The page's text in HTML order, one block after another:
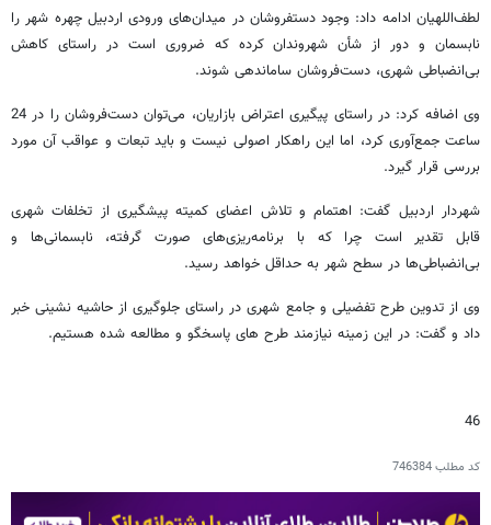
لطف‌اللهیان ادامه داد: وجود دستفروشان در میدان‌های ورودی اردبیل چهره شهر را
نابسمان و دور از شأن شهروندان کرده که ضروری است در راستای کاهش
بی‌انضباطی شهری، دست‌فروشان ساماندهی شوند.
وی اضافه کرد: در راستای پیگیری اعتراض بازاریان، می‌توان دست‌فروشان را در 24
ساعت جمع‌آوری کرد، اما این راهکار اصولی نیست و باید تبعات و عواقب آن مورد
بررسی قرار گیرد.
شهردار اردبیل گفت: اهتمام و تلاش اعضای کمیته پیشگیری از تخلفات شهری
قابل تقدیر است چرا که با برنامه‌ریزی‌های صورت گرفته، نابسمانی‌ها و
بی‌انضباطی‌ها در سطح شهر به حداقل خواهد رسید.
وی از تدوین طرح تفضیلی و جامع شهری در راستای جلوگیری از حاشیه نشینی خبر
داد و گفت: در این زمینه نیازمند طرح های پاسخگو و مطالعه شده هستیم.
46
کد مطلب746384